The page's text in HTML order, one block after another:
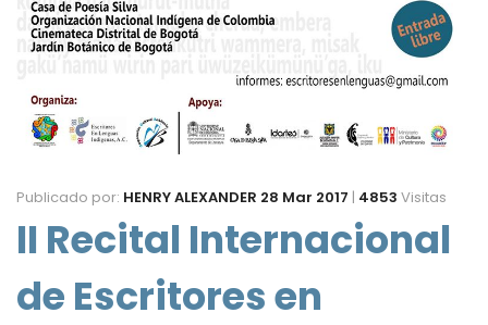
Publicado por: HENRY ALEXANDER 28 Mar 2017 | 4853 Visitas
II Recital Internacional
de Escritores en